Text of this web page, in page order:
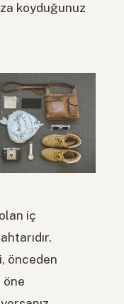
koyduğunuz
iç
önceden
öne